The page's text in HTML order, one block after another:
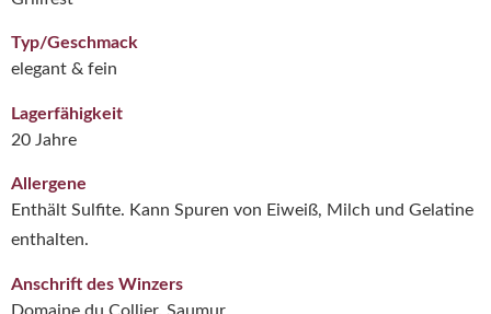
Typ/Geschmack
elegant & fein
Lagerfähigkeit
20 Jahre
Allergene
Enthält Sulfite. Kann Spuren von Eiweiß, Milch und Gelatine
enthalten.
Anschrift des Winzers
Domaine du Collier, Saumur